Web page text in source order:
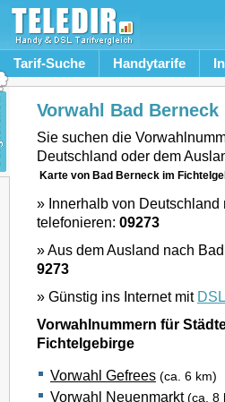
Tarif-Suche Handytarife
Vorwahl Bad
Sie suchen die
Deutschland oder dem
Karte von Bad Berneck im
» Innerhalb von
telefonieren: 09273
» Aus dem Ausland nach
9273
» Günstig ins Internet mit
Vorwahlnummern für
Fichtelgebirge
Vorwahl Gefrees (ca. 6 km)
Vorwahl Neuenmarkt (ca. 8